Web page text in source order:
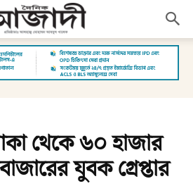
থেকে ৬০ হাজার
যুবক গ্রেপ্তার